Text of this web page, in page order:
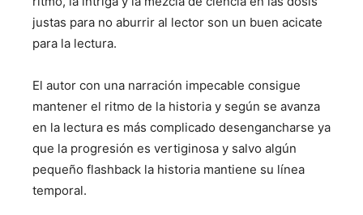
justas para no aburrir al lector son un buen acicate
para la lectura.
El autor con una narración impecable consigue
mantener el ritmo de la historia y según se avanza
en la lectura es más complicado desengancharse ya
que la progresión es vertiginosa y salvo algún
pequeño flashback la historia mantiene su línea
temporal.